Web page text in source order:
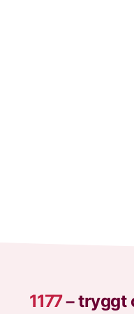
1177–tryggt